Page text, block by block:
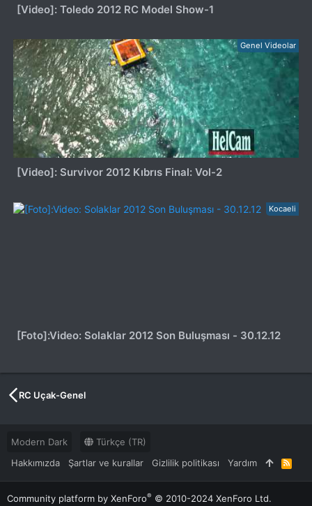
[Video]: Toledo 2012 RC Model Show-1
Genel Videolar
[Video]: Survivor 2012 Kıbrıs Final: Vol-2
Kocaeli
[Foto]:Video: Solaklar 2012 Son Buluşması - 30.12.12
RC Uçak-Genel
Modern Dark
Türkçe (TR)
Hakkımızda
Şartlar ve kurallar Gizlilik politikası Yardım
R
S
S
Community platform by XenForo® © 2010-2024 XenForo Ltd.